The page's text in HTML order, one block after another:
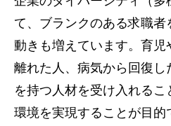
て、ブランクのある求職者
動きも増えています。育児
離れた人、病気から回復
を持つ人材を受け入れる
環境を実現することが目的